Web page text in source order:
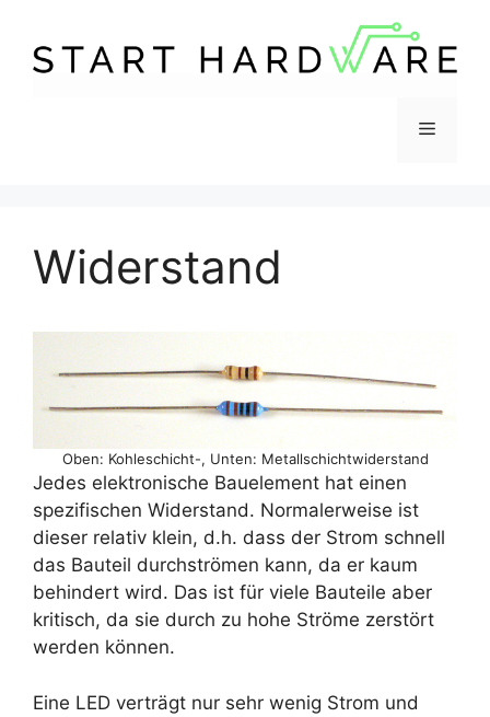
springen
Menü
Widerstand
Oben: Kohleschicht-, Unten: Metallschichtwiderstand
Jedes elektronische Bauelement hat einen
spezifischen Widerstand. Normalerweise ist
dieser relativ klein, d.h. dass der Strom schnell
das Bauteil durchströmen kann, da er kaum
behindert wird. Das ist für viele Bauteile aber
kritisch, da sie durch zu hohe Ströme zerstört
werden können.
Eine LED verträgt nur sehr wenig Strom und